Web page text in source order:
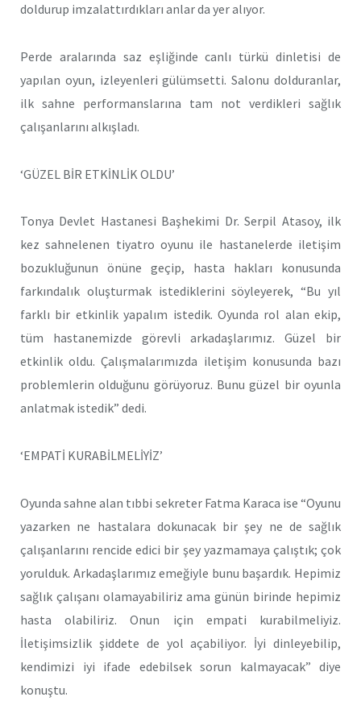
doldurup imzalattırdıkları anlar da yer alıyor.
Perde aralarında saz eşliğinde canlı türkü dinletisi de
yapılan oyun, izleyenleri gülümsetti. Salonu dolduranlar,
ilk sahne performanslarına tam not verdikleri sağlık
çalışanlarını alkışladı.
‘GÜZEL BİR ETKİNLİK OLDU’
Tonya Devlet Hastanesi Başhekimi Dr. Serpil Atasoy, ilk
kez sahnelenen tiyatro oyunu ile hastanelerde iletişim
bozukluğunun önüne geçip, hasta hakları konusunda
farkındalık oluşturmak istediklerini söyleyerek, “Bu yıl
farklı bir etkinlik yapalım istedik. Oyunda rol alan ekip,
tüm hastanemizde görevli arkadaşlarımız. Güzel bir
etkinlik oldu. Çalışmalarımızda iletişim konusunda bazı
problemlerin olduğunu görüyoruz. Bunu güzel bir oyunla
anlatmak istedik” dedi.
‘EMPATİ KURABİLMELİYİZ’
Oyunda sahne alan tıbbi sekreter Fatma Karaca ise “Oyunu
yazarken ne hastalara dokunacak bir şey ne de sağlık
çalışanlarını rencide edici bir şey yazmamaya çalıştık; çok
yorulduk. Arkadaşlarımız emeğiyle bunu başardık. Hepimiz
sağlık çalışanı olamayabiliriz ama günün birinde hepimiz
hasta olabiliriz. Onun için empati kurabilmeliyiz.
İletişimsizlik şiddete de yol açabiliyor. İyi dinleyebilip,
kendimizi iyi ifade edebilsek sorun kalmayacak” diye
konuştu.